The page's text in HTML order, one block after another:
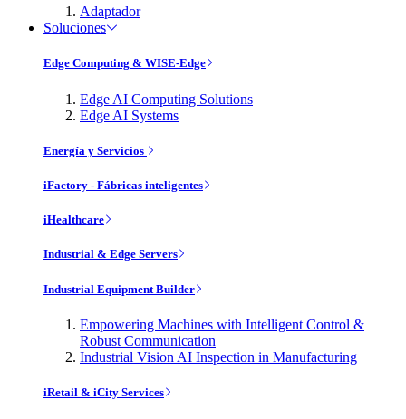
Adaptador
Soluciones
Edge Computing & WISE-Edge
Edge AI Computing Solutions
Edge AI Systems
Energía y Servicios
iFactory - Fábricas inteligentes
iHealthcare
Industrial & Edge Servers
Industrial Equipment Builder
Empowering Machines with Intelligent Control &
Robust Communication
Industrial Vision AI Inspection in Manufacturing
iRetail & iCity Services